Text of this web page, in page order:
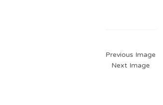
Previous Image
Next Image